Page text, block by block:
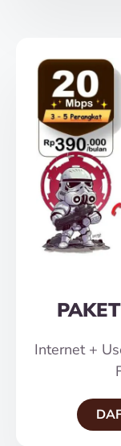
Internet +